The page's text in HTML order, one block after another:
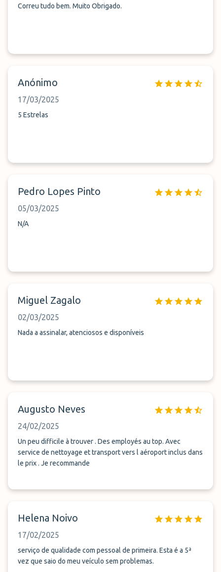
Correu tudo bem. Muito Obrigado.
Anónimo
17/03/2025
5 Estrelas
Pedro Lopes Pinto
05/03/2025
N/A
Miguel Zagalo
02/03/2025
Nada a assinalar, atenciosos e disponíveis
Augusto Neves
24/02/2025
Un peu difficile à trouver . Des employés au top. Avec
service de nettoyage et transport vers l aéroport inclus dans
le prix . Je recommande
Helena Noivo
17/02/2025
serviço de qualidade com pessoal de primeira. Esta é a 5ª
vez que saio do meu veículo sem problemas.